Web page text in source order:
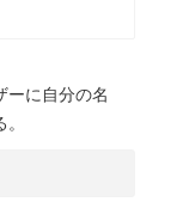
ーに自分の名